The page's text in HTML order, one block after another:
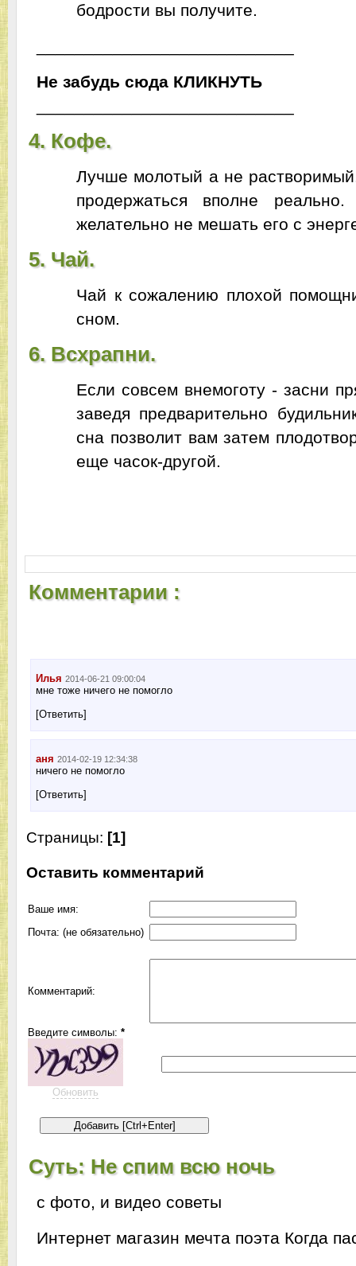
бодрости вы получите.
Не забудь сюда ЬТУНКИЛК
4. Кофе.
Лучше молотый а не
продержаться вполне
желательно не мешать его с
5. Чай.
Чай к сожалению плохой
сном.
6. Всхрапни.
Если совсем внемоготу - засни
заведя предварительно
сна позволит вам затем
еще часок-другой.
Комментарии :
Илья 2014-06-21 09:00:04
мне тоже ничего не помогло
[Ответить]
аня 2014-02-19 12:34:38
ничего не помогло
[Ответить]
Страницы: [1]
Оставить комментарий
Ваше имя:
Почта: (не обязательно)
Комментарий:
Введите символы: *
Обновить
Суть: Не спим всю ночь
с фото, и видео советы
Интернет магазин мечта поэта Когда